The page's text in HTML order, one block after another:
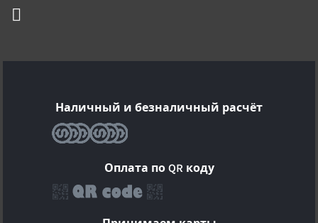
Наличный и безналичный расчёт
Оплата по QR коду